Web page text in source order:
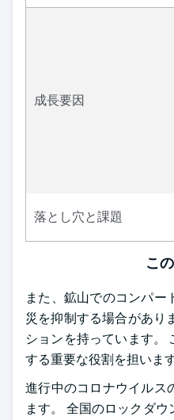
成長要因
落とし穴と課題
こ
また、鉱山でのコンパ
災を抑制する場合があり
ションを持っています。
する重要な役割を担います
進行中のコロナウイルス
ます。 全国のロックダ